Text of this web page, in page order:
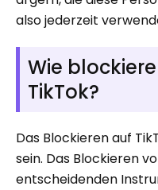
also jederzeit
Wie
TikTok?
Das Blockieren auf
sein. Das Blockieren
entscheidenden